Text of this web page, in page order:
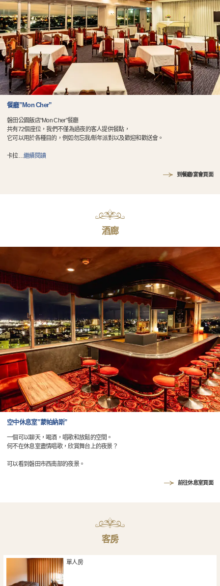
餐廳”Mon Cher”
磐田公園飯店“Mon Cher”餐廳
共有72個座位，我們不僅為過夜的客人提供餐點，
它可以用於各種目的，例如勿忘我/新年派對以及歡迎和歡送會。
卡拉…繼續閱讀
到餐廳/宴會頁面
酒廊
空中休息室”蒙帕納斯”
一個可以聊天，喝酒，唱歌和放鬆的空間。
何不在休息室盡情唱歌，欣賞舞台上的夜景？
可以看到磐田市西南部的夜景。
前往休息室頁面
客房
單人房